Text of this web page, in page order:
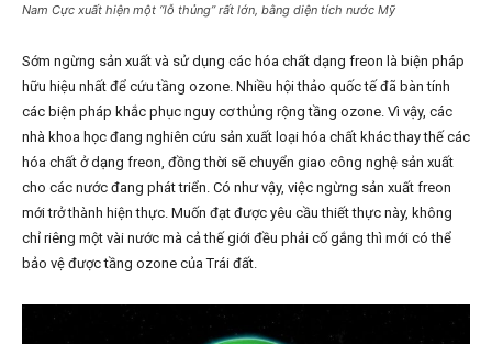
Nam Cực xuất hiện một “lỗ thủng” rất lớn, bằng diện tích nước Mỹ
Sớm ngừng sản xuất và sử dụng các hóa chất dạng freon là biện pháp
hữu hiệu nhất để cứu tầng ozone. Nhiều hội thảo quốc tế đã bàn tính
các biện pháp khắc phục nguy cơ thủng rộng tầng ozone. Vì vậy, các
nhà khoa học đang nghiên cứu sản xuất loại hóa chất khác thay thế các
hóa chất ở dạng freon, đồng thời sẽ chuyển giao công nghệ sản xuất
cho các nước đang phát triển. Có như vậy, việc ngừng sản xuất freon
mới trở thành hiện thực. Muốn đạt được yêu cầu thiết thực này, không
chỉ riêng một vài nước mà cả thế giới đều phải cố gắng thì mới có thể
bảo vệ được tầng ozone của Trái đất.